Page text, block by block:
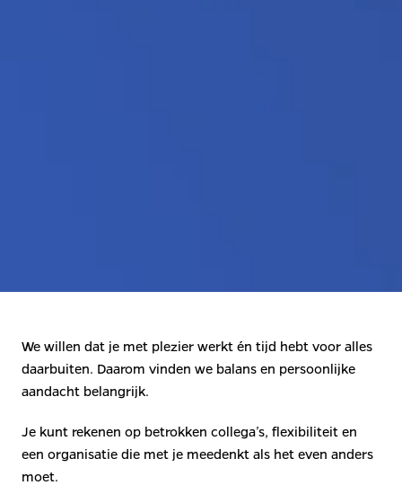
We willen dat je met plezier werkt én tijd hebt voor alles
daarbuiten. Daarom vinden we balans en persoonlijke
aandacht belangrijk.
Je kunt rekenen op betrokken collega’s, flexibiliteit en
een organisatie die met je meedenkt als het even anders
moet.